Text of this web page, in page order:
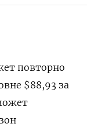
повторно
$88,93 за